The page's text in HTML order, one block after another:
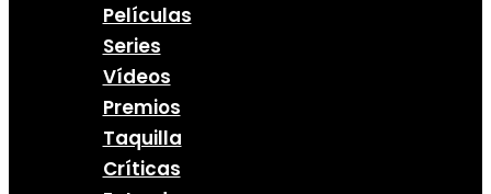
Películas
Series
Vídeos
Premios
Taquilla
Críticas